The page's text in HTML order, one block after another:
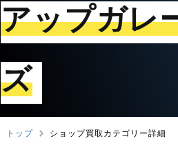
アップガレ
ズ
トップ ショップ買取カテゴリー詳細